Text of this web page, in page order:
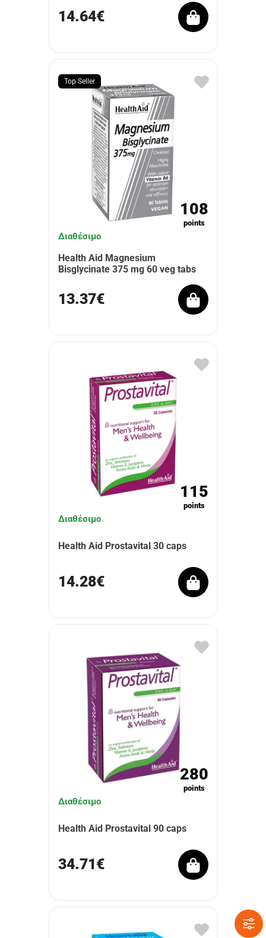
14.64€
Top Seller
108
points
Διαθέσιμο
Health Aid Magnesium
Bisglycinate 375 mg 60 veg tabs
13.37€
115
points
Διαθέσιμο
Health Aid Prostavital 30 caps
14.28€
280
points
Διαθέσιμο
Health Aid Prostavital 90 caps
34.71€